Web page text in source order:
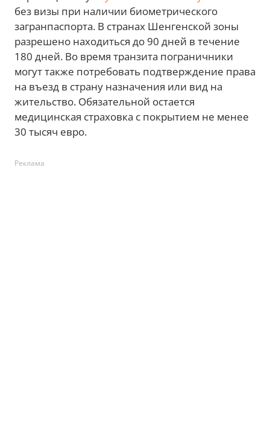
без визы при наличии биометрического
загранпаспорта. В странах Шенгенской зоны
разрешено находиться до 90 дней в течение
180 дней. Во время транзита пограничники
могут также потребовать подтверждение права
на въезд в страну назначения или вид на
жительство. Обязательной остается
медицинская страховка с покрытием не менее
30 тысяч евро.
Реклама